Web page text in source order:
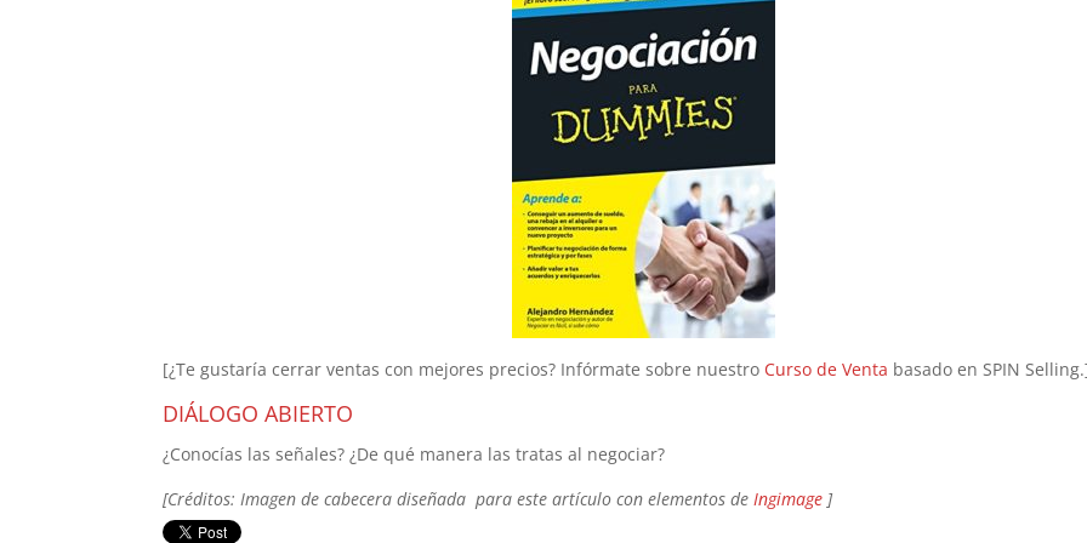
[¿Te gustaría cerrar ventas con mejores precios? Infórmate sobre nuestro Curso de Venta basado en SPIN
DIÁLOGO ABIERTO
¿Conocías las señales? ¿De qué manera las tratas al negociar?
[Créditos: Imagen de cabecera diseñada para este artículo con elementos de Ingimage ]